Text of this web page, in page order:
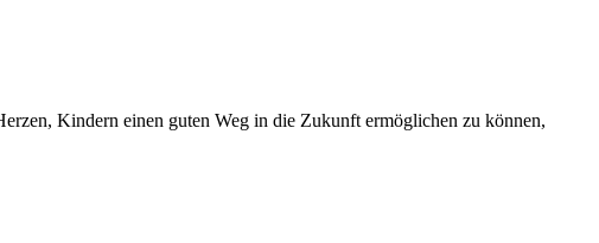
Kindern einen guten Weg in die Zukunft ermöglichen zu können,